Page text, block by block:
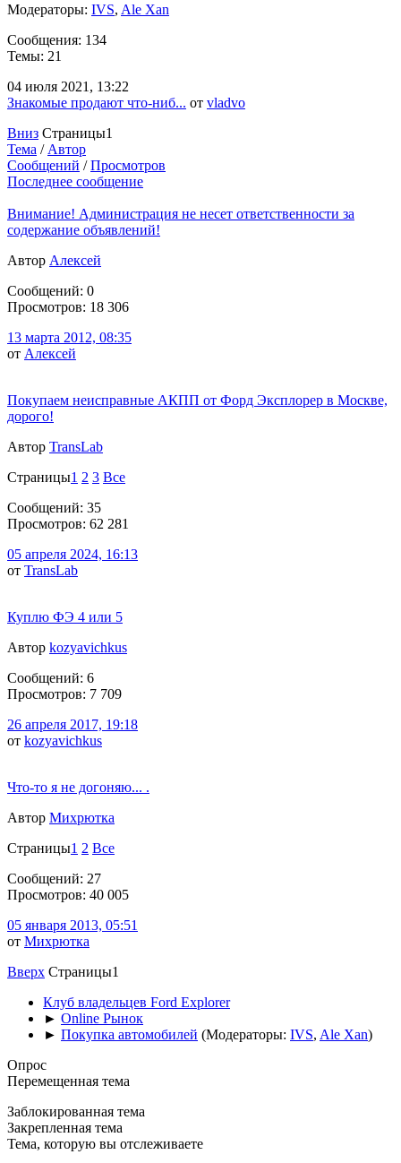
Модераторы: IVS, Ale Xan
Сообщения: 134
Темы: 21
04 июля 2021, 13:22
Знакомые продают что-ниб... от vladvo
Вниз Страницы1
Тема / Автор
Сообщений /Просмотров
Последнее сообщение
Внимание! Администрация не несет ответственности за
содержание объявлений!
Автор Алексей
Сообщений: 0
Просмотров: 18 306
13 марта 2012, 08:35
от Алексей
Покупаем неисправные АКПП от Форд Эксплорер в Москве,
дорого!
Автор TransLab
Страницы1 2 3 Все
Сообщений: 35
Просмотров: 62 281
05 апреля 2024, 16:13
от TransLab
Куплю ФЭ 4 или 5
Автор kozyavichkus
Сообщений: 6
Просмотров: 7 709
26 апреля 2017, 19:18
от kozyavichkus
Что-то я не догоняю... .
Автор Михрютка
Страницы1 2 Все
Сообщений: 27
Просмотров: 40 005
05 января 2013, 05:51
от Михрютка
Вверх Страницы1
Клуб владельцев Ford Explorer
► Online Рынок
► Покупка автомобилей (Модераторы: IVS, Ale Xan)
Опрос
Перемещенная тема
Заблокированная тема
Закрепленная тема
Тема, которую вы отслеживаете